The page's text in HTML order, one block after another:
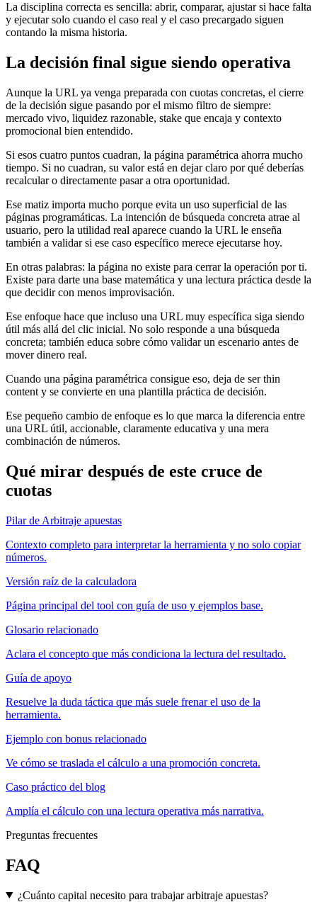
La disciplina correcta es sencilla: abrir, comparar, ajustar si hace falta
y ejecutar solo cuando el caso real y el caso precargado siguen
contando la misma historia.
La decisión final sigue siendo operativa
Aunque la URL ya venga preparada con cuotas concretas, el cierre
de la decisión sigue pasando por el mismo filtro de siempre:
mercado vivo, liquidez razonable, stake que encaja y contexto
promocional bien entendido.
Si esos cuatro puntos cuadran, la página paramétrica ahorra mucho
tiempo. Si no cuadran, su valor está en dejar claro por qué deberías
recalcular o directamente pasar a otra oportunidad.
Ese matiz importa mucho porque evita un uso superficial de las
páginas programáticas. La intención de búsqueda concreta atrae al
usuario, pero la utilidad real aparece cuando la URL le enseña
también a validar si ese caso específico merece ejecutarse hoy.
En otras palabras: la página no existe para cerrar la operación por ti.
Existe para darte una base matemática y una lectura práctica desde la
que decidir con menos improvisación.
Ese enfoque hace que incluso una URL muy específica siga siendo
útil más allá del clic inicial. No solo responde a una búsqueda
concreta; también educa sobre cómo validar un escenario antes de
mover dinero real.
Cuando una página paramétrica consigue eso, deja de ser thin
content y se convierte en una plantilla práctica de decisión.
Ese pequeño cambio de enfoque es lo que marca la diferencia entre
una URL útil, accionable, claramente educativa y una mera
combinación de números.
Qué mirar después de este cruce de
cuotas
Pilar de Arbitraje apuestas
Contexto completo para interpretar la herramienta y no solo copiar
números.
Versión raíz de la calculadora
Página principal del tool con guía de uso y ejemplos base.
Glosario relacionado
Aclara el concepto que más condiciona la lectura del resultado.
Guía de apoyo
Resuelve la duda táctica que más suele frenar el uso de la
herramienta.
Ejemplo con bonus relacionado
Ve cómo se traslada el cálculo a una promoción concreta.
Caso práctico del blog
Amplía el cálculo con una lectura operativa más narrativa.
Preguntas frecuentes
FAQ
¿Cuánto capital necesito para trabajar arbitraje apuestas?